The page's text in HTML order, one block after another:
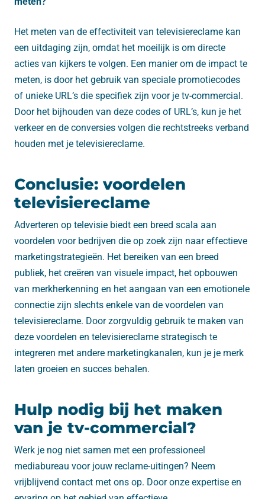
Het meten van de effectiviteit van televisiereclame kan
een uitdaging zijn, omdat het moeilijk is om directe
acties van kijkers te volgen. Een manier om de impact te
meten, is door het gebruik van speciale promotiecodes
of unieke URL’s die specifiek zijn voor je tv-commercial.
Door het bijhouden van deze codes of URL’s, kun je het
verkeer en de conversies volgen die rechtstreeks verband
houden met je televisiereclame.
Conclusie: voordelen
televisiereclame
Adverteren op televisie biedt een breed scala aan
voordelen voor bedrijven die op zoek zijn naar effectieve
marketingstrategieën. Het bereiken van een breed
publiek, het creëren van visuele impact, het opbouwen
van merkherkenning en het aangaan van een emotionele
connectie zijn slechts enkele van de voordelen van
televisiereclame. Door zorgvuldig gebruik te maken van
deze voordelen en televisiereclame strategisch te
integreren met andere marketingkanalen, kun je je merk
laten groeien en succes behalen.
Hulp nodig bij het maken
van je tv-commercial?
Werk je nog niet samen met een professioneel
mediabureau voor jouw reclame-uitingen? Neem
vrijblijvend contact met ons op. Door onze expertise en